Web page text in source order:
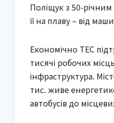
Поліщук з 50-
її на плаву – від
Економічно ТЕС
тисячі робочих
інфраструктура.
тис. живе
автобусів до